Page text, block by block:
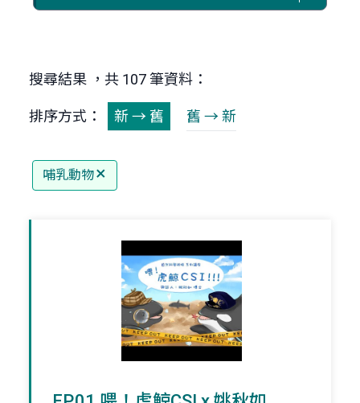
搜尋結果 ，共 107 筆資料：
排序方式： 新 → 舊 舊 → 新
哺乳動物